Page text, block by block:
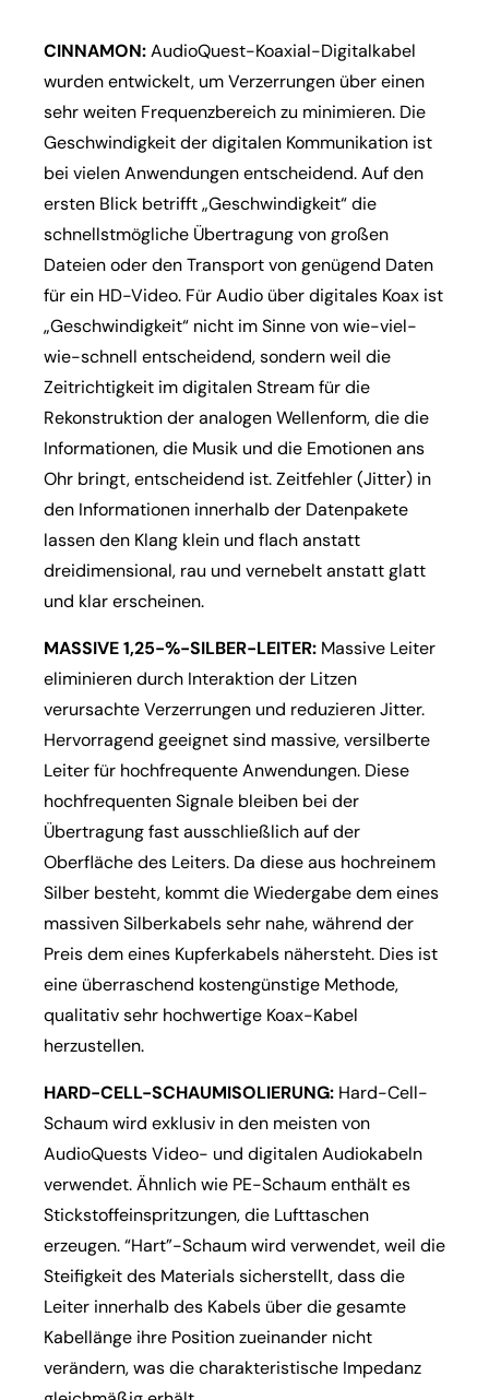
CINNAMON:AudioQuest-Koaxial-Digitalkabel
wurden entwickelt, um Verzerrungen über einen
sehr weiten Frequenzbereich zu minimieren. Die
Geschwindigkeit der digitalen Kommunikation ist
bei vielen Anwendungen entscheidend. Auf den
ersten Blick betrifft „Geschwindigkeit“ die
schnellstmögliche Übertragung von großen
Dateien oder den Transport von genügend Daten
für ein HD-Video. Für Audio über digitales Koax ist
„Geschwindigkeit“ nicht im Sinne von wie-viel-
wie-schnell entscheidend, sondern weil die
Zeitrichtigkeit im digitalen Stream für die
Rekonstruktion der analogen Wellenform, die die
Informationen, die Musik und die Emotionen ans
Ohr bringt, entscheidend ist. Zeitfehler (Jitter) in
den Informationen innerhalb der Datenpakete
lassen den Klang klein und flach anstatt
dreidimensional, rau und vernebelt anstatt glatt
und klar erscheinen.
MASSIVE 1,25-%-SILBER-LEITER: Massive Leiter
eliminieren durch Interaktion der Litzen
verursachte Verzerrungen und reduzieren Jitter.
Hervorragend geeignet sind massive, versilberte
Leiter für hochfrequente Anwendungen. Diese
hochfrequenten Signale bleiben bei der
Übertragung fast ausschließlich auf der
Oberfläche des Leiters. Da diese aus hochreinem
Silber besteht, kommt die Wiedergabe dem eines
massiven Silberkabels sehr nahe, während der
Preis dem eines Kupferkabels nähersteht. Dies ist
eine überraschend kostengünstige Methode,
qualitativ sehr hochwertige Koax-Kabel
herzustellen.
HARD-CELL-SCHAUMISOLIERUNG: Hard-Cell-
Schaum wird exklusiv in den meisten von
AudioQuests Video- und digitalen Audiokabeln
verwendet. Ähnlich wie PE-Schaum enthält es
Stickstoffeinspritzungen, die Lufttaschen
erzeugen. “Hart”-Schaum wird verwendet, weil die
Steifigkeit des Materials sicherstellt, dass die
Leiter innerhalb des Kabels über die gesamte
Kabellänge ihre Position zueinander nicht
verändern, was die charakteristische Impedanz